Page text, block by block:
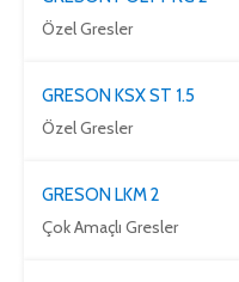
Özel Gresler
GRESON KSX ST 1.5
Özel Gresler
GRESON LKM 2
Çok Amaçlı Gresler